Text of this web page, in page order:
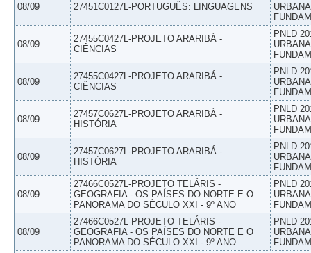
08/09 27451C0127L-PORTUGUÊS: LINGUAGENS
08/09
27455C0427L-PROJETO ARARIBÁ -
CIÊNCIAS
PNLD
08/09
27455C0427L-PROJETO ARARIBÁ -
CIÊNCIAS
PNLD
08/09
27457C0627L-PROJETO ARARIBÁ -
HISTÓRIA
PNLD
08/09
27457C0627L-PROJETO ARARIBÁ -
HISTÓRIA
PNLD
08/09
27466C0527L-PROJETO TELÁRIS -
GEOGRAFIA - OS PAÍSES DO NORTE E O
PANORAMA DO SÉCULO XXI - 9º ANO
PNLD
08/09
27466C0527L-PROJETO TELÁRIS -
GEOGRAFIA - OS PAÍSES DO NORTE E O
PANORAMA DO SÉCULO XXI - 9º ANO
PNLD